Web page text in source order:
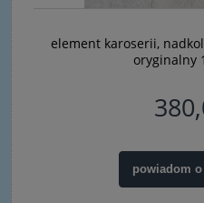
element karoserii,
oryginalny
powiadom